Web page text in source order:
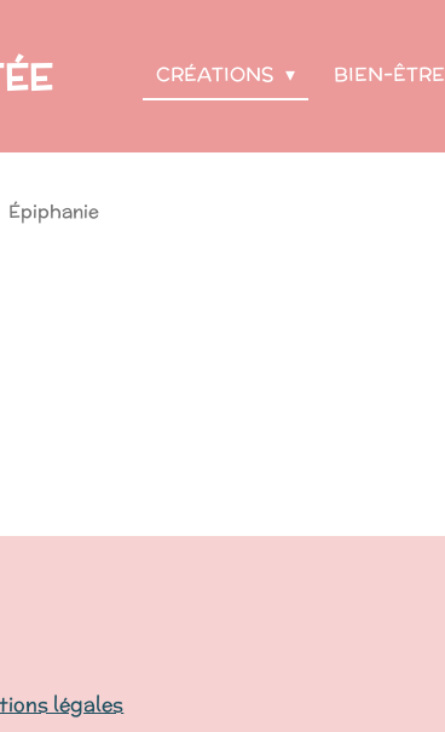
CRÉATIONS BIEN-ÊTRE
Épiphanie
légales